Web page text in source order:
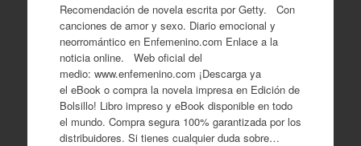
Recomendación de novela escrita por Getty. Con
canciones de amor y sexo. Diario emocional y
neorromántico en Enfemenino.com Enlace a la
noticia online. Web oficial del
medio: www.enfemenino.com ¡Descarga ya
el eBook o compra la novela impresa en Edición de
Bolsillo! Libro impreso y eBook disponible en todo
el mundo. Compra segura 100% garantizada por los
distribuidores. Si tienes cualquier duda sobre…